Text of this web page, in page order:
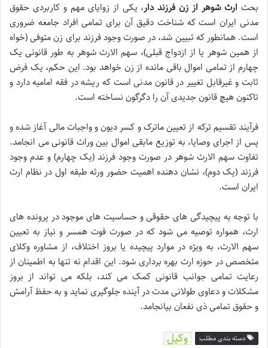
بحث ارث شوهر از زن فرزند دار، یکی از زوایای مهم و کاربردی حقوق
مدنی ایران است که شناخت دقیق آن برای تمامی افراد جامعه ضروری
است. همانطور که تبیین شد، در صورت وجود فرزند برای زن متوفی (خواه
از همین شوهر یا از ازدواج قبلی)، سهم الارث شوهر به طور قانونی یک
چهارم از تمامی اموال باقی مانده از زن خواهد بود. این حکم، یک فرض
ثابت و غیرقابل تغییر در قانون مدنی است که ریشه در فقه امامیه دارد و
تاکنون هیچ قانون جدیدی آن را دگرگون نساخته است.
فرآیند تقسیم ترکه از تعیین ماترک و کسر دیون و واجبات مالی آغاز شده و
پس از اجرای وصایا، به توزیع مابقی اموال بین وراث قانونی می انجامد.
تفاوت سهم الارث شوهر در صورت وجود فرزند (یک چهارم) و عدم وجود
فرزند (یک دوم)، نشان دهنده اهمیت حضور ورثه طبقه اول در نظام ارث
ایران است.
با توجه به پیچیدگی های حقوقی و حساسیت های موجود در پرونده های
ارث، همواره توصیه می شود که در صورت فوت همسر و نیاز به تعیین
سهم الارث، به ویژه در موارد پیچیده یا بروز اختلاف، از مشاوره وکلای
متخصص در حوزه ارث بهره برداری شود. این اقدام نه تنها به اطمینان از
رعایت تمامی جوانب قانونی کمک می کند، بلکه می تواند از بروز
مشکلات و دعاوی طولانی مدت در آینده جلوگیری نماید و به حفظ آرامش
و حقوق تمامی ذی نفعان بیانجامد.
دسته بندی مطلب وکیل